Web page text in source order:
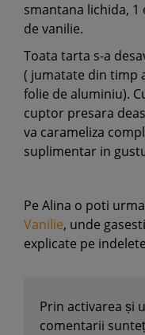
smantana lichida, 1
de vanilie.
Toata tarta s-a
( jumatate din timp
folie de aluminiu).
cuptor presara
va carameliza
suplimentar in
Pe Alina o poti
Vanilie, unde
explicate pe
Prin activarea și
comentarii